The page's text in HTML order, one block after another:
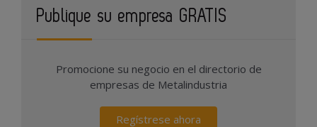
Publique su empresa GRATIS
Promocione su negocio en el directorio de
empresas de Metalindustria
Regístrese ahora